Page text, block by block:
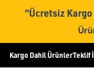
“Ücretsiz
Kargo Dahil ÜrünlerTeklif